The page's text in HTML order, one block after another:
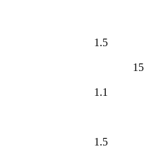
15
1.5
1.1
1.5